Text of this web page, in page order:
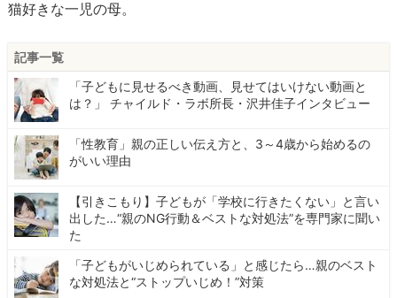
猫好きな一児の母。
記事一覧
「子どもに見せるべき動画、見せてはいけない動画と
は？」 チャイルド・ラボ所長・沢井佳子インタビュー
「性教育」親の正しい伝え方と、3～4歳から始めるの
がいい理由
【引きこもり】子どもが「学校に行きたくない」と言い
出した…“親のNG行動＆ベストな対処法”を専門家に聞い
た
「子どもがいじめられている」と感じたら…親のベスト
な対処法と“ストップいじめ！”対策